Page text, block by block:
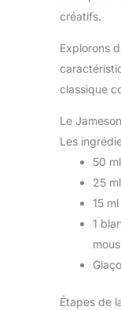
créatifs.
Explorons
classique
Le
Les
50
25
15
1
Étapes de